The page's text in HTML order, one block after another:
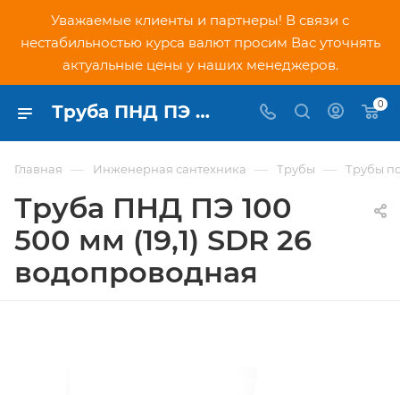
Уважаемые клиенты и партнеры! В связи с
нестабильностью курса валют просим Вас уточнять
актуальные цены у наших менеджеров.
Труба ПНД ПЭ 100 500 мм (19,1) SDR 26 водопроводная - купить по низкой цене в Москве, интернет-магазин PNDtech.ru 0
Главная — Инженерная сантехника — Трубы — Трубы
Труба ПНД ПЭ 100
500 мм (19,1) SDR 26
водопроводная